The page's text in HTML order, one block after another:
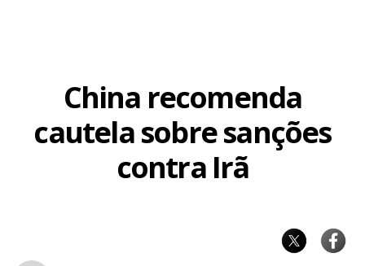
China recomenda
cautela sobre sanções
contra Irã